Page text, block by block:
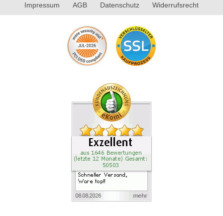
Impressum AGB Datenschutz Widerrufsrecht